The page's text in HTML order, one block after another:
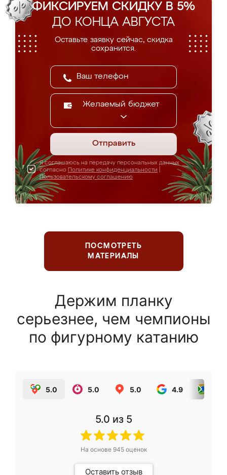
ФИКСИРУЕМ СКИДКУ В 5%
ДО КОНЦА АВГУСТА
Оставьте заявку сейчас, скидка
сохранится.
Желаемый бюджет
Отправить
Я соглашаюсь на передачу персональных данных
согласно Политике конфиденциальности
Пользовательскому соглашению
ПОСМОТРЕТЬ
МАТЕРИАЛЫ
Держим планку
серьезнее, чем чемпионы
по фигурному катанию
5.0 5.0 5.0 4.9
5.0 из 5
На основе 945оценок
Оставить отзыв